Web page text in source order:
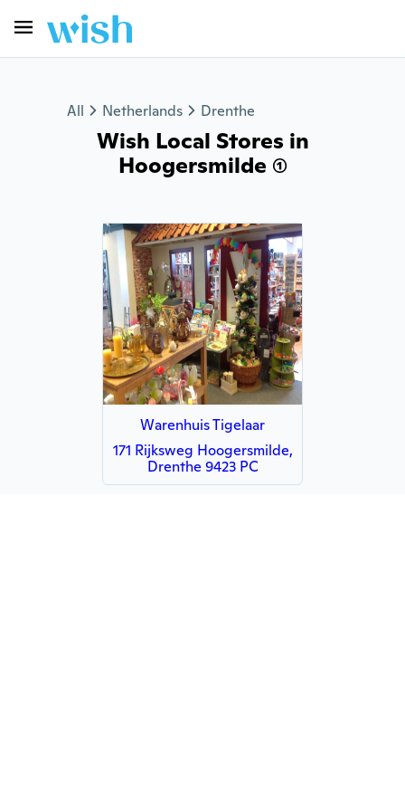
All Netherlands Drenthe
Wish Local Stores in
Hoogersmilde (1)
Warenhuis Tigelaar
171 Rijksweg Hoogersmilde,
Drenthe 9423 PC